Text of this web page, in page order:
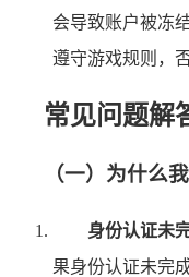
会导致账户被冻
遵守游戏规则，
常见问题解
（一）为什么
身份认证未
果身份认证未完